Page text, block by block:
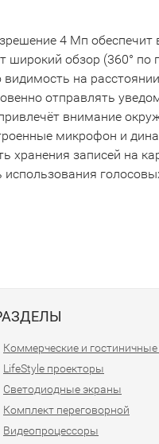
4 Мп обеспечит
широкий обзор (360° по
на
отправлять
внимание
микрофон и
хранения записей на
Коммерческие и
LifeStyle проекторы
Светодиодные экраны
Комплект переговорной
Видеопроцессоры